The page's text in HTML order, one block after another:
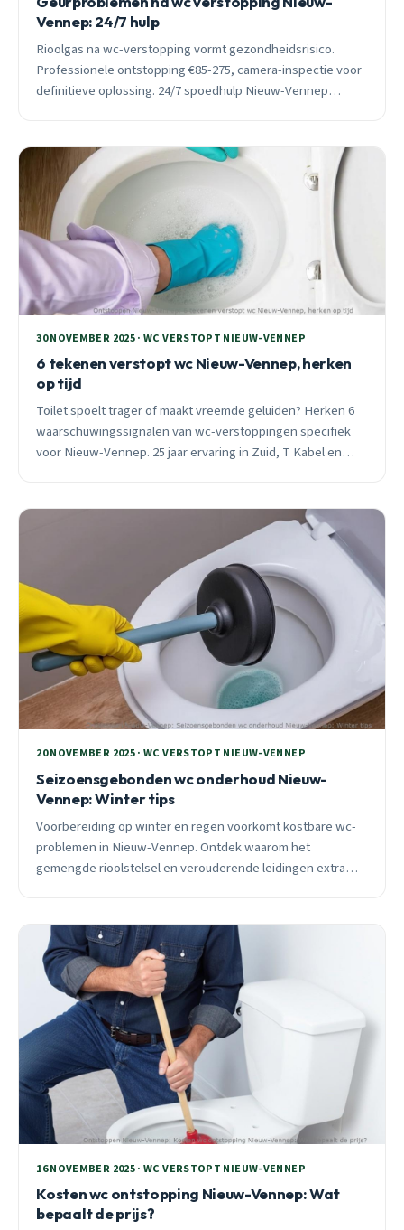
Vennep: 24/7 hulp
Rioolgas na wc-verstopping vormt gezondheidsrisico.
Professionele ontstopping €85-275, camera-inspectie voor
definitieve oplossing. 24/7 spoedhulp Nieuw-Vennep
30 NOVEMBER 2025 · WC VERSTOPT NIEUW-VENNEP
6 tekenen verstopt wc Nieuw-Vennep, herken
op tijd
Toilet spoelt trager of maakt vreemde geluiden? Herken 6
waarschuwingssignalen van wc-verstoppingen specifiek
voor Nieuw-Vennep. 25 jaar ervaring in Zuid, T Kabel en
20 NOVEMBER 2025 · WC VERSTOPT NIEUW-VENNEP
Seizoensgebonden wc onderhoud Nieuw-
Vennep: Winter tips
Voorbereiding op winter en regen voorkomt kostbare wc-
problemen in Nieuw-Vennep. Ontdek waarom het
gemengde rioolstelsel en verouderende leidingen extra
16 NOVEMBER 2025 · WC VERSTOPT NIEUW-VENNEP
Kosten wc ontstopping Nieuw-Vennep: Wat
bepaalt de prijs?